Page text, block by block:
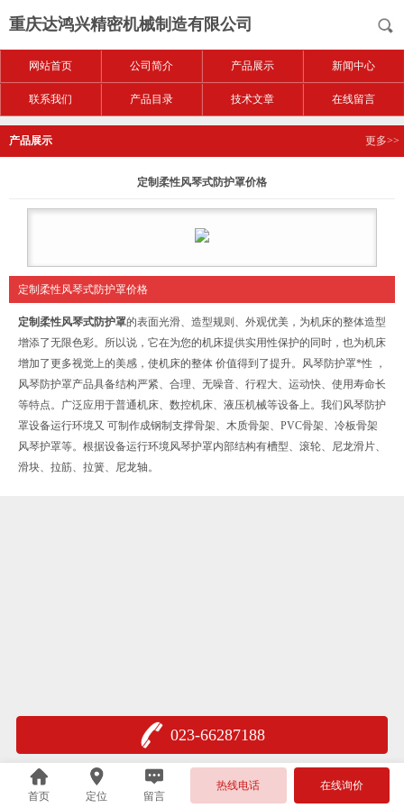
重庆达鸿兴精密机械制造有限公司
网站首页 公司简介 产品展示 新闻中心
联系我们 产品目录 技术文章 在线留言
产品展示 更多>>
定制柔性风琴式防护罩价格
定制柔性风琴式防护罩价格
定制柔性风琴式防护罩的表面光滑、造型规则、外观优美，为机床的整体造型
增添了无限色彩。所以说，它在为您的机床提供实用性保护的同时，也为机床
增加了更多视觉上的美感，使机床的整体 价值得到了提升。风琴防护罩*性 ，
风琴防护罩产品具备结构严紧、合理、无噪音、行程大、运动快、使用寿命长
等特点。广泛应用于普通机床、数控机床、液压机械等设备上。我们风琴防护
罩设备运行环境又 可制作成钢制支撑骨架、木质骨架、PVC骨架、冷板骨架
风琴护罩等。根据设备运行环境风琴护罩内部结构有槽型、滚轮、尼龙滑片、
滑块、拉筋、拉簧、尼龙轴。
023-66287188
首页 定位 留言
热线电话 在线询价